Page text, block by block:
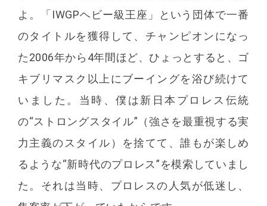
よ。「IWGPヘビー級王座」という団体で一番
のタイトルを獲得して、チャンピオンになっ
た2006年から4年間ほど、ひょっとすると、ゴ
キブリマスク以上にブーイングを浴び続けて
いました。当時、僕は新日本プロレス伝統
の“ストロングスタイル”（強さを最重視する実
力主義のスタイル）を捨てて、誰もが楽しめ
るような“新時代のプロレス”を模索していまし
た。それは当時、プロレスの人気が低迷し、